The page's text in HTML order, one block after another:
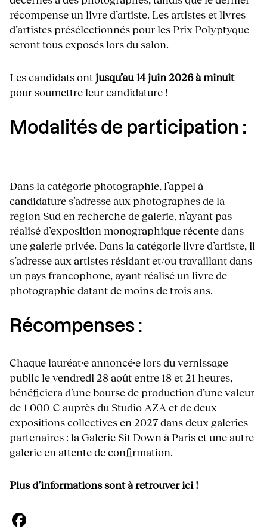
récompense un livre d’artiste. Les artistes et livres
d’artistes présélectionnés pour les Prix Polyptyque
seront tous exposés lors du salon.
Les candidats ontjusqu’au 14 juin 2026 à minuit
pour soumettre leur candidature !
Modalités de participation :
Dans la catégorie photographie, l’appel à
candidature s’adresse aux photographes de la
région Sud en recherche de galerie, n’ayant pas
réalisé d’exposition monographique récente dans
une galerie privée. Dans la catégorie livre d’artiste, il
s’adresse aux artistes résidant et/ou travaillant dans
un pays francophone, ayant réalisé un livre de
photographie datant de moins de trois ans.
Récompenses :
Chaque lauréat·e annoncé·e lors du vernissage
public le vendredi 28 août entre 18 et 21 heures,
bénéficiera d’une bourse de production d’une valeur
de 1 000 € auprès du Studio AZA et de deux
expositions collectives en 2027 dans deux galeries
partenaires : la Galerie Sit Down à Paris et une autre
galerie en attente de confirmation.
Plus d’informations sont à retrouverici !